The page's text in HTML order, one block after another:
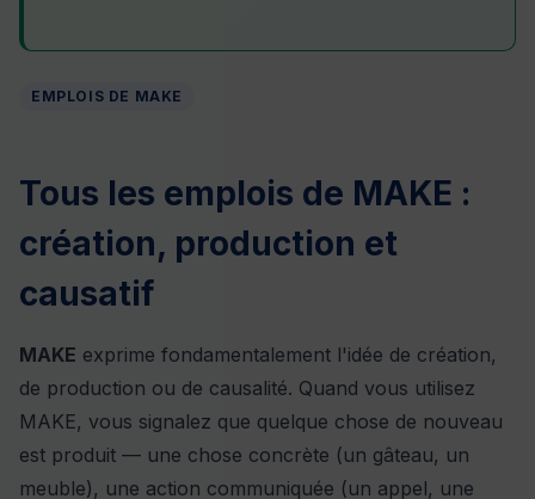
EMPLOIS DE MAKE
Tous les emplois de MAKE :
création, production et
causatif
MAKE exprime fondamentalement l'idée de création,
de production ou de causalité. Quand vous utilisez
MAKE, vous signalez que quelque chose de nouveau
est produit — une chose concrète (un gâteau, un
meuble), une action communiquée (un appel, une